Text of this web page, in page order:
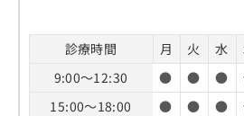
診療時間 月 火 水
9:00～12:30
● ● ●
15:00～18:00
● ● ●